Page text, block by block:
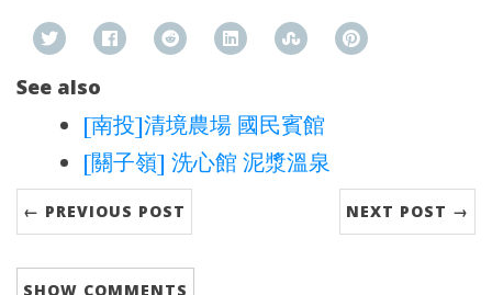
See also
[南投]清境農場 國民賓館
[關子嶺] 洗心館 泥漿溫泉
← PREVIOUS POST NEXT POST →
SHOW COMMENTS